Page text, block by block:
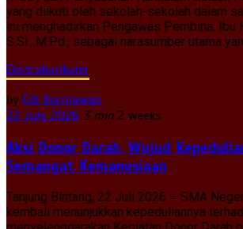
yang diikuti oleh sekolah-sekolah dalam
ini menghadirkan Pengawas Pembina, Ibu
S.Si., M.Pd., sebagai narasumber utama
Ekstrakurikuler
by Edi Kurniawan
22 July 2026 3 min 2 weeks
Aksi Donor Darah, Wujud
Semangat Kemanusiaan
Tanjung Bintang, 22 Juli 2026 – SMA
kembali menunjukkan kepeduliannya